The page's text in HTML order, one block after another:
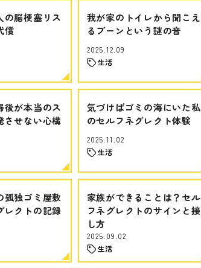
の脳梗塞リス
償
我が家のトイレから聞こえ
るブーンという謎の音
2025.12.09
生活
後が本当のス
させない心構
気づけばゴミの海にいた私
のセルフネグレクト体験
2025.11.02
生活
孤独ゴミ屋敷
レクトの記録
家族ができることは？セル
フネグレクトのサインと接
し方
2025.09.02
生活